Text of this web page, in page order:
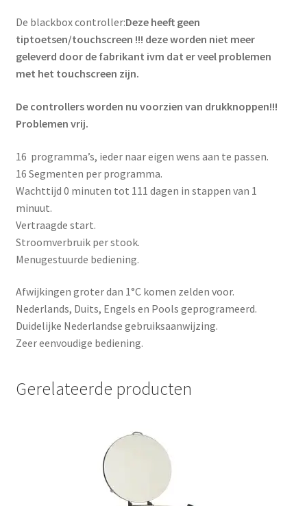
De blackbox controller:Deze heeft geen
tiptoetsen/touchscreen !!! deze worden niet meer
geleverd door de fabrikant ivm dat er veel problemen
met het touchscreen zijn.
De controllers worden nu voorzien van drukknoppen!!!
Problemen vrij.
16 programma’s, ieder naar eigen wens aan te passen.
16 Segmenten per programma.
Wachttijd 0 minuten tot 111 dagen in stappen van 1
minuut.
Vertraagde start.
Stroomverbruik per stook.
Menugestuurde bediening.
Afwijkingen groter dan 1°C komen zelden voor.
Nederlands, Duits, Engels en Pools geprogrameerd.
Duidelijke Nederlandse gebruiksaanwijzing.
Zeer eenvoudige bediening.
Gerelateerde producten